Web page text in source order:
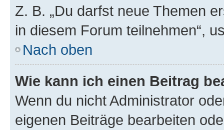
Z. B. „Du darfst neue Themen
in diesem Forum teilnehmen“,
Nach oben
Wie kann ich einen Beitrag
Wenn du nicht Administrator
eigenen Beiträge bearbeiten